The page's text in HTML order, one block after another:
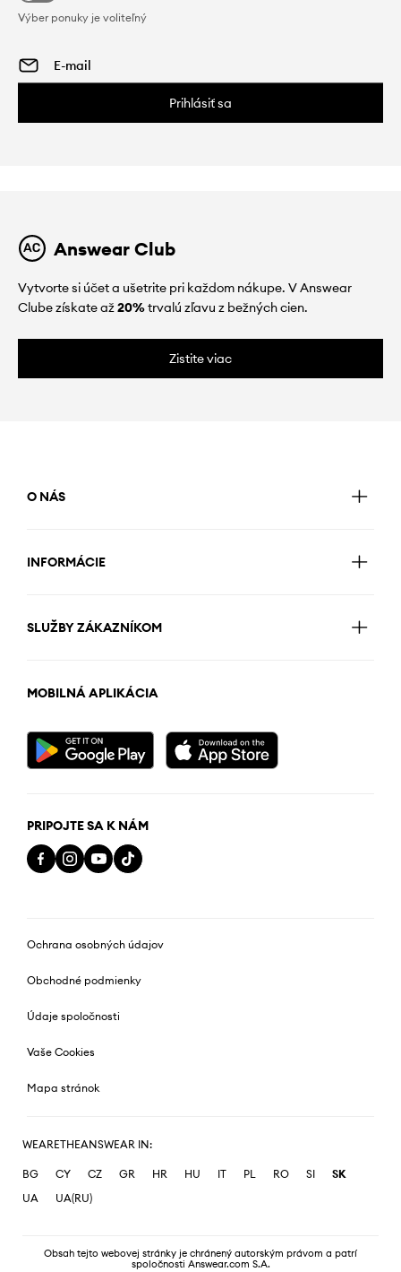
Výber ponuky je voliteľný
Prihlásiť sa
Answear Club
Vytvorte si účet a ušetrite pri každom nákupe. V Answear
Clube získate až20%trvalú zľavu z bežných cien.
Zistite viac
O NÁS
INFORMÁCIE
SLUŽBY ZÁKAZNÍKOM
MOBILNÁ APLIKÁCIA
PRIPOJTE SA K NÁM
Ochrana osobných údajov
Obchodné podmienky
Údaje spoločnosti
Vaše Cookies
Mapa stránok
WEARETHEANSWEAR IN:
BG CY CZ GR HR HU IT PL RO SI
SK
UA
UA(RU)
Obsah tejto webovej stránky je chránený autorským právom a patrí
spoločnosti Answear.com S.A.